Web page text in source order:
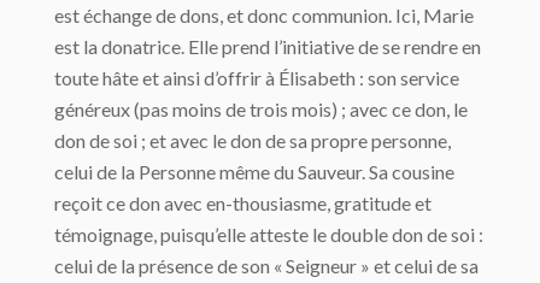
est échange de dons, et donc communion. Ici, Marie
est la donatrice. Elle prend l’initiative de se rendre en
toute hâte et ainsi d’offrir à Élisabeth : son service
généreux (pas moins de trois mois) ; avec ce don, le
don de soi ; et avec le don de sa propre personne,
celui de la Personne même du Sauveur. Sa cousine
reçoit ce don avec en-thousiasme, gratitude et
témoignage, puisqu’elle atteste le double don de soi :
celui de la présence de son « Seigneur » et celui de sa